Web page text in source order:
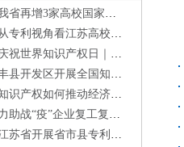
我省再增3家高校国家知识产权信息服务中心
从专利视角看江苏高校创新实力
庆祝世界知识产权日｜江苏发布2019年知识产权白皮书
丰县开发区开展全国知识产权周活动
知识产权如何推动经济高质量发展？这些数据和事例为你讲述～
力助战“疫”企业复工复产， 江苏67家企业知识产权融资近3亿元
江苏省开展省市县专利联合执法行动